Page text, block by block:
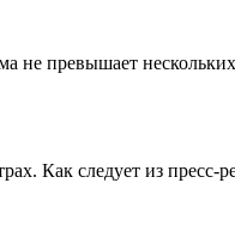
не превышает
Как следует из